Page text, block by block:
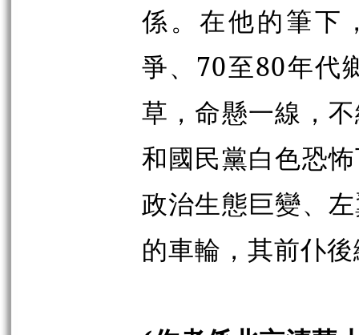
係。在他的筆下
爭、70至80年代
草，命懸一線，
和國民黨白色恐
政治生態巨變、
的車輪，其前仆